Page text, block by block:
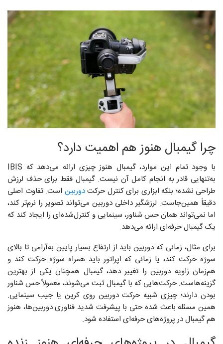
چرا گیمبال هنوز هم اهمیت دارد؟
با وجود تمام این موارد، گیمبال هنوز چیزی ارائه می‌دهد که IBIS
به‌تنهایی قادر به انجام کامل آن نیست. گیمبال فقط برای حذف لرزش
طراحی نشده؛ بلکه ابزاری برای کنترل حرکتدوربین است. تفاوت اصلی
دقیقاً همین‌جاست. لرزشگیر داخلی دوربین می‌تواند تصویر را نرم‌تر کند،
اما نمی‌تواند همان حس شناور، سینمایی و کنترل‌شده‌ای را ایجاد کند که
یک گیمبال حرفه‌ای ارائه می‌دهد.
برای مثال، زمانی که دوربین باید از ارتفاع بسیار پایین به‌آرامی تا بالای
سوژه حرکت کند، یا زمانی که اپراتور باید همراه سوژه حرکت کند و
هم‌زمان زاویه دوربین را تغییر دهد، گیمبال همچنان یکی از بهترین
گزینه‌هاست. حرکت‌هایی که با گیمبال ثبت می‌شوند، معمولاً حس شناور
بودن دارند؛ چیزی شبیه حرکت دوربین روی کرین یا جیب سینمایی.
همین مسئله باعث شده حتی با پیشرفت شدید فناوری دوربین‌ها، هنوز
هم گیمبال در پروژه‌های حرفه‌ای استفاده شود.